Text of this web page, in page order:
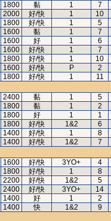
1800 黏 1
7
2000 好/快 1
10
1800 好/快 1
5
1600 黏 1
7
1600 好 1
6
1600 好/快 1
7
1800 好/快 1
10
1600 好/快 P
2
1800 好/快 1
11
2400 黏 1
5
1800 黏 1
2
1800 好 1
1
1800 好/快 1&2
6
1400 好/快 1
8
1400 好/快 1&2
7
1600 好/快 3YO+
4
1800 好/快 1
8
2200 好/快 1&2
5
2400 好/快 3YO+
14
1400 好 1
2
1400 快 1&2
9